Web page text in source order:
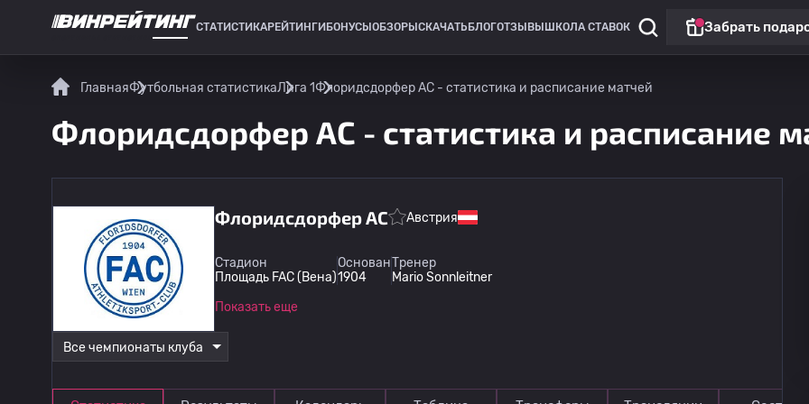
СТАТИСТИКАРЕЙТИНГИ БОНУСЫ ОБЗОРЫ СКАЧАТЬ БЛОГОТЗЫВЫ ШКОЛА СТАВОК Забрать
ГлавнаяФутбольная статистикаЛига 1Флоридсдорфер АС - статистика и расписание матчей
Флоридсдорфер АС - статистика и расписание
Флоридсдорфер АС Австрия
Стадион
Площадь FAC (Вена)
Основан
1904
Тренер
Mario Sonnleitner
Показать еще
Все чемпионаты клуба